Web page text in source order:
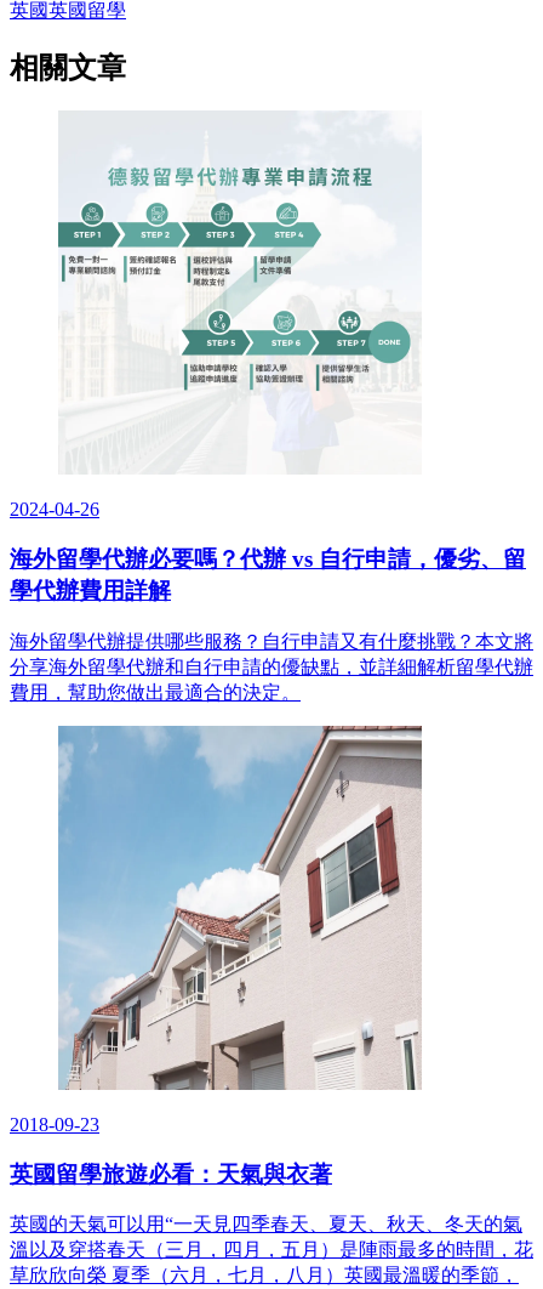
英國英國留學
相關文章
2024-04-26
海外留學代辦必要嗎？代辦 vs 自行申請，優劣、留
學代辦費用詳解
海外留學代辦提供哪些服務？自行申請又有什麼挑戰？本文將
分享海外留學代辦和自行申請的優缺點，並詳細解析留學代辦
費用，幫助您做出最適合的決定。
2018-09-23
英國留學旅遊必看：天氣與衣著
英國的天氣可以用“一天見四季春天、夏天、秋天、冬天的氣
溫以及穿搭春天（三月，四月，五月）是陣雨最多的時間，花
草欣欣向榮 夏季（六月，七月，八月）英國最溫暖的季節，